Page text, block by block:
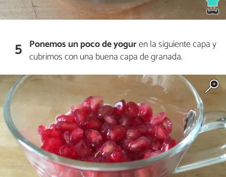
5 Ponemos un poco de yoguren la siguiente capa y
cubrimos con una buena capa de granada.